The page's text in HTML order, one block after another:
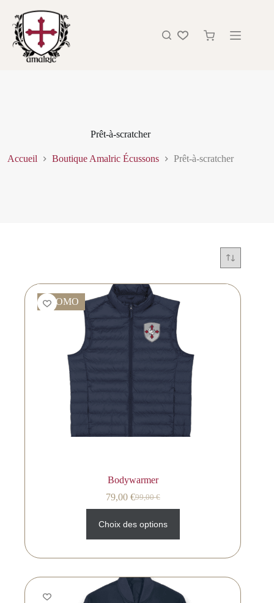
Prêt-à-scratcher
Accueil Boutique Amalric Écussons Prêt-à-scratcher
PROMO
Bodywarmer
99,00€
79,00 €
Choix des options